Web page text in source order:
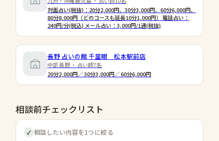
対面占い(税抜)：20分2,000円、30分3,000円、60分6,000円、
80分8,000円（どのコースも延長10分1,000円） 電話占い：
240円/分(税込) メール占い：3,000円/1通(税抜)
長野 占いの館 千里眼 松本駅前店
中部 長野 ・ 占い師7名
20分2,000円／ 30分3,000円／ 60分6,000円
相談前チェックリスト
✓ 相談したい内容を1つに絞る